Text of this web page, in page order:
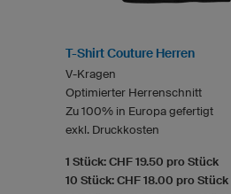
T-Shirt Couture Herren
V-Kragen
Optimierter Herrenschnitt
Zu 100% in Europa gefertigt
exkl. Druckkosten
1 Stück: CHF 19.50 pro Stück
10 Stück: CHF 18.00 pro Stück